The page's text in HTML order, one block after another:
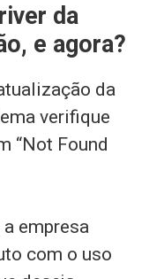
da
e agora?
da
verifique
“Not Found
empresa
com o uso